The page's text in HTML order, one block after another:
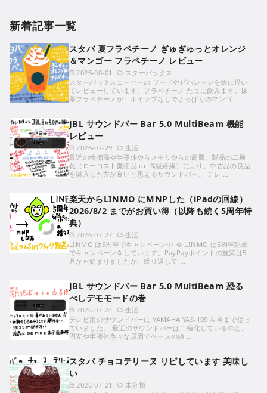
新着記事一覧
2026-08-01 スターバックス
スタバ 夏フラペチーノ ぎゅぎゅっとオレンジ
＆マンゴー フラペチーノ レビュー
スターバックスコーヒーの フードやビバレッジを絵に描い
てレビューしています。フラペチーノ たまに飲みます。抹
茶フラペチーノか、ホイップなしでさっぱりのマンゴ …
2026-07-29 生活
JBL サウンドバー Bar 5.0 MultiBeam 機能
レビュー
最近の物価高や半導体やらメモリやらの高騰、製品の二極
化（ローコスト廉価品 or 高級路線）により、中古品の良品
を購入した方が良いと思えるサウンドバー。 テレ …
2026-07-27 生活
楽天からLINMO にMNPした（iPadの回線）
2026/8/2 までがお買い得（以降も続く5周年特
典）
LINMO は5周年でキャンペーン中 今 LINMO は5周年記念
でキャンペーンをしています。PayPayポイントの施策は5
月から始まりましたが、繰り返して …
2026-07-24 生活
JBL サウンドバー Bar 5.0 MultiBeam 恐る
べしデモモードの巻
テレビ用のサウンドバーに YAMAHA YAS-109 を今まで使っ
ていました。 最近のサウンドバーは二極化しているのと、
円安や半導体色々な原因でベースの値 …
2026-07-21 未分類
スタバ チョコテリーヌ リピしています 美味し
い